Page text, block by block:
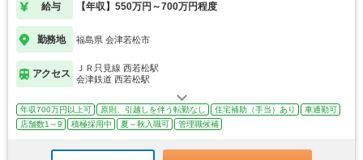
給与 【年収】550万円～700万円程度
勤務地 福島県 会津若松市
アクセス
ＪＲ只見線 西若松駅
会津鉄道 西若松駅
年収700万円以上可 原則、引越しを伴う転勤なし 住宅補助（手当）あり
車通勤可
店舗数1～9
積極採用中 夏～秋入職可 管理職候補